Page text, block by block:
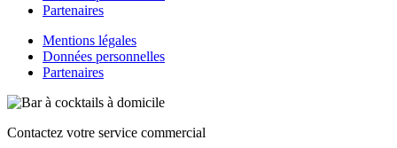
Partenaires
Mentions légales
Données personnelles
Partenaires
Contactez votre service commercial